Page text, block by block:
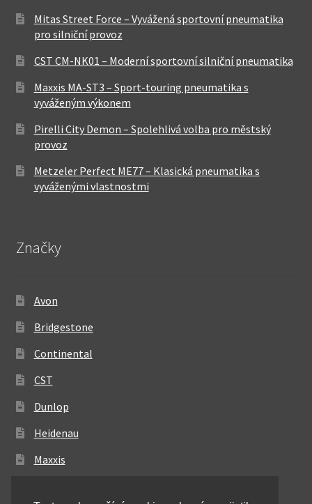
Mitas Street Force – Vyvážená sportovní pneumatika
pro silniční provoz
CST CM-NK01 – Moderní sportovní silniční pneumatika
Maxxis MA-ST3 – Sport-touring pneumatika s
vyváženým výkonem
Pirelli City Demon – Spolehlivá volba pro městský
provoz
Metzeler Perfect ME77 – Klasická pneumatika s
vyváženými vlastnostmi
Značky
Avon
Bridgestone
Continental
CST
Dunlop
Heidenau
Maxxis